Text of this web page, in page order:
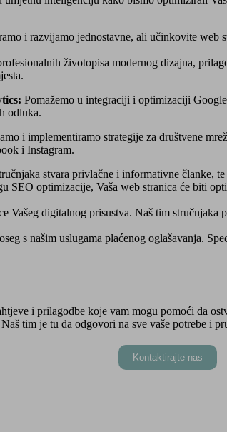
i razvijamo jednostavne, ali učinkovite web
životopisa modernog dizajna,
Pomažemo u integraciji i optimizaciji
odluka.
i implementiramo strategije za društvene
i Instagram.
stvara privlačne i informativne članke,
SEO optimizacije, Vaša web stranica će biti
Vašeg digitalnog prisustva. Naš tim
s našim uslugama plaćenog oglašavanja.
i prilagodbe koje vam mogu pomoći da
tim je tu da odgovori na sve vaše potrebe i
Kontaktirajte nas